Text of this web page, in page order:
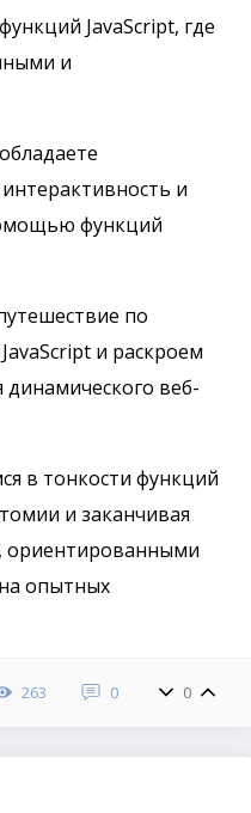
JavaScript, где
и
и
функций
по
и раскроем
динамического веб-
в тонкости функций
и заканчивая
ориентированными
опытных
263 0 0